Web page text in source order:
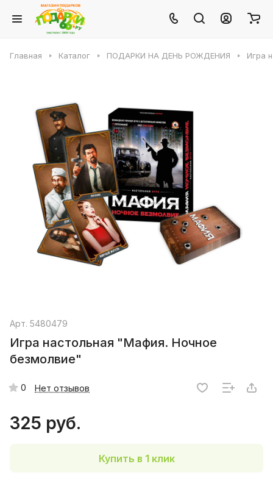
Главная Каталог ПОДАРКИ НА ДЕНЬ РОЖДЕНИЯ Игра
Арт. 5480479
Игра настольная "Мафия. Ночное
безмолвие"
0 Нет отзывов
325 руб.
Купить в 1 клик